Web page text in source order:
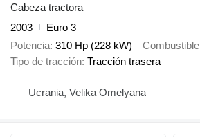
Cabeza tractora
2003
Euro 3
Potencia 310 Hp (228 kW) Combustible
Tipo de tracción Tracción trasera
Ucrania, Velika Omelyana